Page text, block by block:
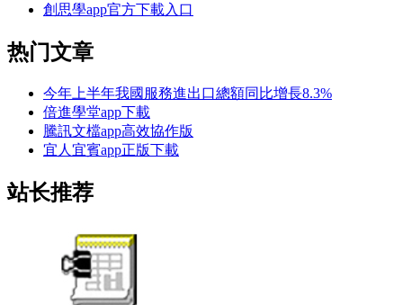
創思學app官方下載入口
热门文章
今年上半年我國服務進出口總額同比增長8.3%
倍進學堂app下載
騰訊文檔app高效協作版
宜人宜賓app正版下載
站长推荐